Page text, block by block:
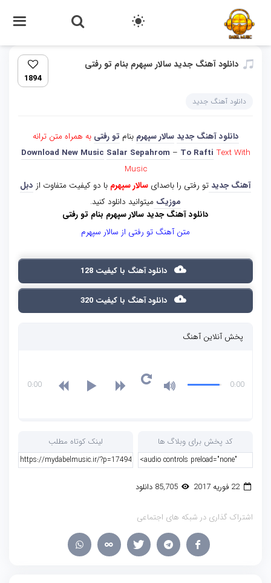
دانلود آهنگ جدید سالار سپهرم بنام تو رفتی
1894
دانلود آهنگ جدید
دانلود آهنگ جدید سالار سپهرم بنام تو رفتی به همراه متن ترانه
Download New Music Salar Sepahrom – To Rafti Text With
Music
آهنگ جدید تو رفتی را باصدای سالار سپهرم با دو کیفیت متفاوت از دبل
موزیک میتوانید دانلود کنید.
دانلود آهنگ جدید سالار سپهرم بنام تو رفتی
متن آهنگ تو رفتی از سالار سپهرم
دانلود آهنگ با کیفیت 128
دانلود آهنگ با کیفیت 320
پخش آنلاین آهنگ
0:00
0:00
کد پخش برای وبلاگ ها لینک کوتاه مطلب
22 فوریه 2017 85,705 دانلود
اشتراک گذاری در شبکه های اجتماعی